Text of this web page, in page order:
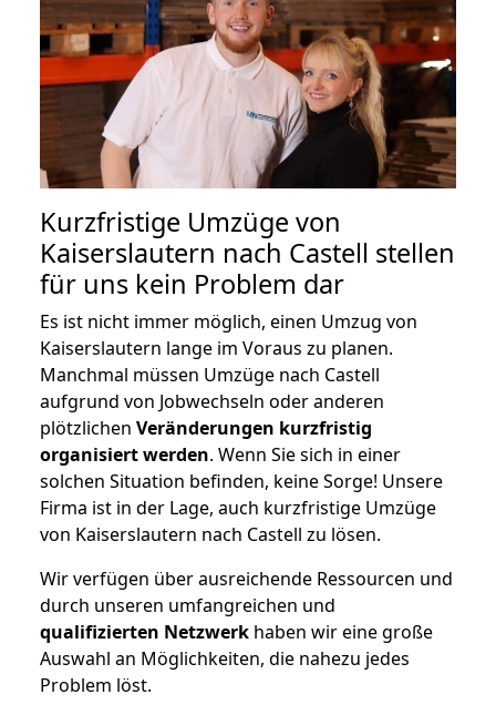
Kurzfristige Umzüge von
Kaiserslautern nach Castell stellen
für uns kein Problem dar
Es ist nicht immer möglich, einen Umzug von
Kaiserslautern lange im Voraus zu planen.
Manchmal müssen Umzüge nach Castell
aufgrund von Jobwechseln oder anderen
plötzlichen Veränderungen kurzfristig
organisiert werden. Wenn Sie sich in einer
solchen Situation befinden, keine Sorge! Unsere
Firma ist in der Lage, auch kurzfristige Umzüge
von Kaiserslautern nach Castell zu lösen.
Wir verfügen über ausreichende Ressourcen und
durch unseren umfangreichen und
qualifizierten Netzwerk haben wir eine große
Auswahl an Möglichkeiten, die nahezu jedes
Problem löst.